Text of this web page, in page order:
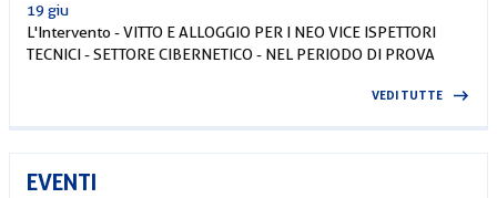
19 giu
L'Intervento - VITTO E ALLOGGIO PER I NEO VICE ISPETTORI
TECNICI - SETTORE CIBERNETICO - NEL PERIODO DI PROVA
VEDI TUTTE
EVENTI